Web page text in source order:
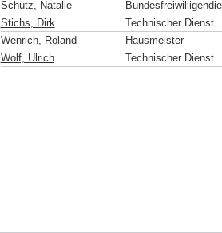
Schütz, Natalie
Stichs, Dirk
Technischer Dienst
Wenrich, Roland
Hausmeister
Wolf, Ulrich
Technischer Dienst